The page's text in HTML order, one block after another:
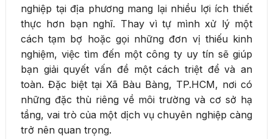
nghiệp tại địa phương mang lại nhiều lợi ích thiết
thực hơn bạn nghĩ. Thay vì tự mình xử lý một
cách tạm bợ hoặc gọi những đơn vị thiếu kinh
nghiệm, việc tìm đến một công ty uy tín sẽ giúp
bạn giải quyết vấn đề một cách triệt để và an
toàn. Đặc biệt tại Xã Bàu Bàng, TP.HCM, nơi có
những đặc thù riêng về môi trường và cơ sở hạ
tầng, vai trò của một dịch vụ chuyên nghiệp càng
trở nên quan trọng.